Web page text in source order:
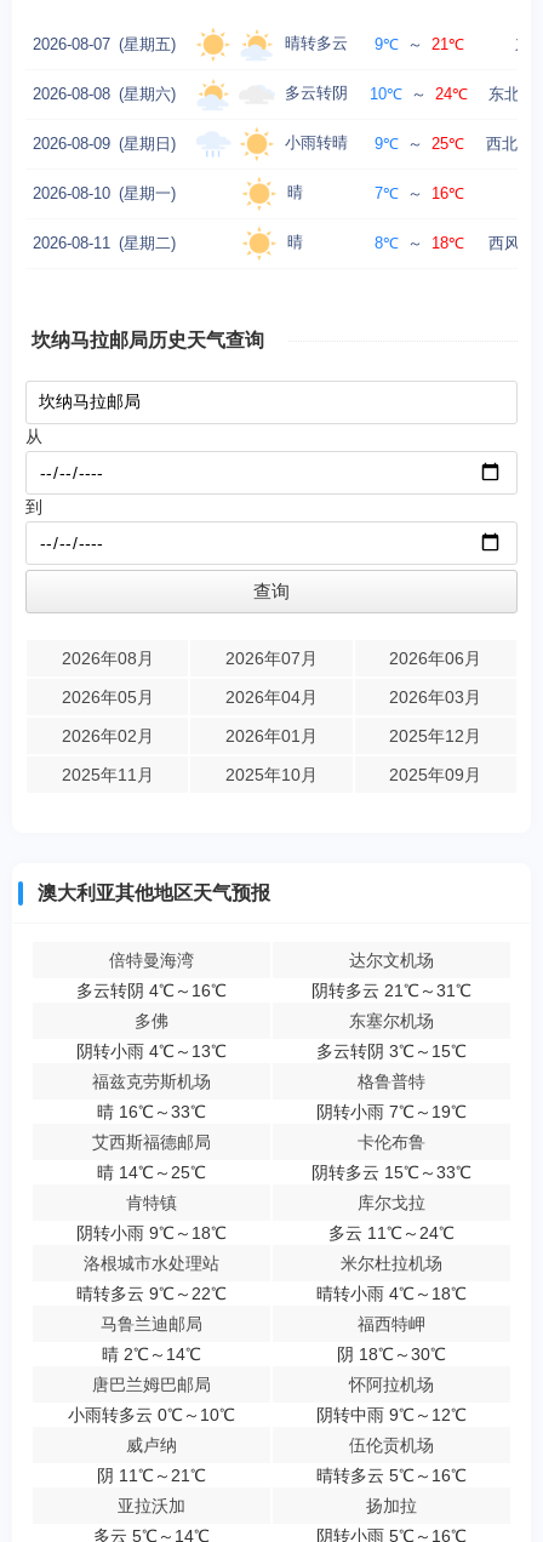
2026-08-07 (星期五) 晴转多云 9℃ ～ 21℃ 东
2026-08-08 (星期六) 多云转阴 10℃ ～ 24℃ 东北风
2026-08-09 (星期日) 小雨转晴 9℃ ～ 25℃ 西北风
2026-08-10 (星期一) 晴 7℃ ～ 16℃
2026-08-11 (星期二) 晴 8℃ ～ 18℃ 西风转
坎纳马拉邮局历史天气查询
从
到
2026年08月 2026年07月
2026年06月
2026年05月
2026年04月
2026年03月
2026年02月
2026年01月
2025年12月
2025年11月
2025年10月 2025年09月
澳大利亚其他地区天气预报
倍特曼海湾
多云转阴 4℃～16℃
达尔文机场
阴转多云 21℃～31℃
多佛
阴转小雨 4℃～13℃
东塞尔机场
多云转阴 3℃～15℃
福兹克劳斯机场
晴 16℃～33℃
格鲁普特
阴转小雨 7℃～19℃
艾西斯福德邮局
晴 14℃～25℃
卡伦布鲁
阴转多云 15℃～33℃
肯特镇
阴转小雨 9℃～18℃
库尔戈拉
多云 11℃～24℃
洛根城市水处理站
晴转多云 9℃～22℃
米尔杜拉机场
晴转小雨 4℃～18℃
马鲁兰迪邮局
晴 2℃～14℃
福西特岬
阴 18℃～30℃
唐巴兰姆巴邮局
小雨转多云 0℃～10℃
怀阿拉机场
阴转中雨 9℃～12℃
威卢纳
阴 11℃～21℃
伍伦贡机场
晴转多云 5℃～16℃
亚拉沃加
多云 5℃～14℃
扬加拉
阴转小雨 5℃～16℃